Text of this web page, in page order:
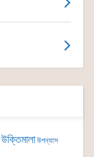
উক্তিমালা উপন্যাস